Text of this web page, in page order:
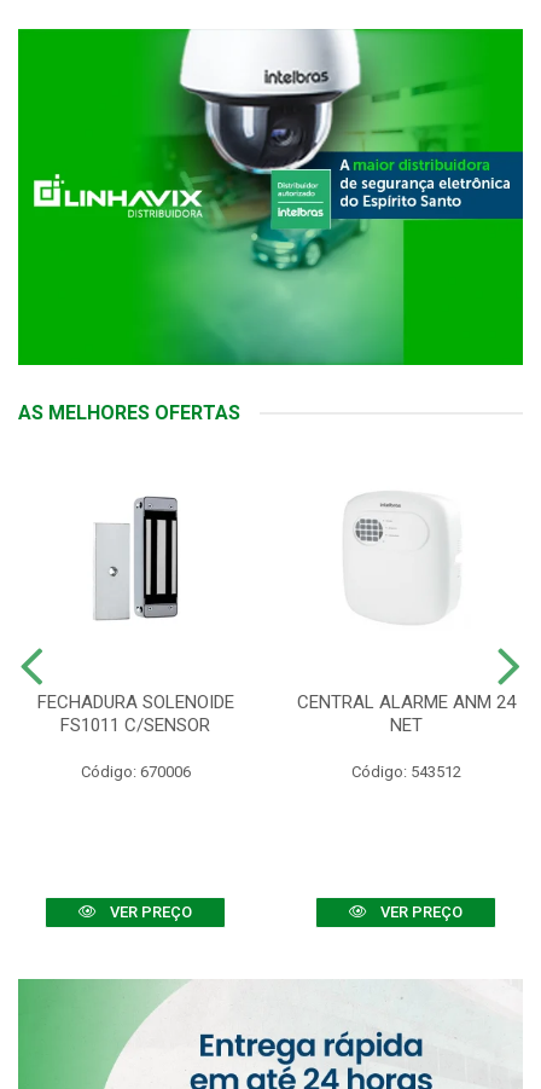
AS MELHORES OFERTAS
FECHADURA SOLENOIDE
FS1011 C/SENSOR
Código: 670006
VER PREÇO
CENTRAL ALARME ANM 24
NET
Código: 543512
VER PREÇO